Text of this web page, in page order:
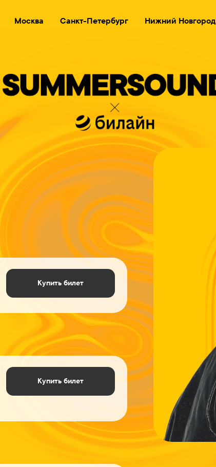
Москва Санкт-Петербург Нижний Новгород
Купить билет
Купить билет